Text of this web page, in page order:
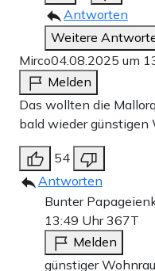
Antworten
Weitere
Mirco04.08.2025 um
Melden
Das wollten die
bald wieder günstigen
54
Antworten
Bunter
13:49 Uhr367T
Melden
günstiger